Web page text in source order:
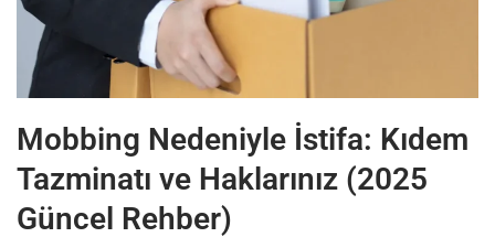
Mobbing Nedeniyle İstifa: Kıdem
Tazminatı ve Haklarınız (2025
Güncel Rehber)